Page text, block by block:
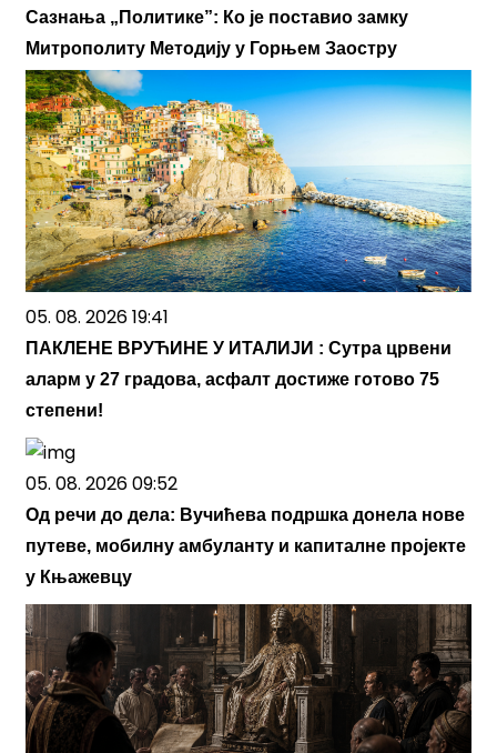
Сазнања „Политике”: Ко је поставио замку
Митрополиту Методију у Горњем Заостру
05. 08. 2026 19:41
ПАКЛЕНЕ ВРУЋИНЕ У ИТАЛИЈИ : Сутра црвени
аларм у 27 градова, асфалт достиже готово 75
степени!
05. 08. 2026 09:52
Од речи до дела: Вучићева подршка донела нове
путеве, мобилну амбуланту и капиталне пројекте
у Књажевцу